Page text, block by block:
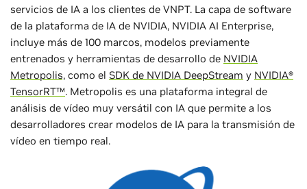
servicios de IA a los clientes de VNPT. La capa de software
de la plataforma de IA de NVIDIA, NVIDIA AI Enterprise,
incluye más de 100 marcos, modelos previamente
entrenados y herramientas de desarrollo de NVIDIA
Metropolis, como el SDK de NVIDIA DeepStream y NVIDIA®
TensorRT™. Metropolis es una plataforma integral de
análisis de vídeo muy versátil con IA que permite a los
desarrolladores crear modelos de IA para la transmisión de
vídeo en tiempo real.